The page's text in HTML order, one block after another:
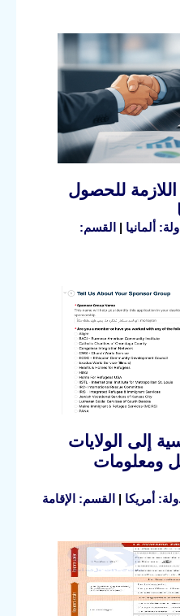
للحصول
ألمانيا | القسم:
إلى الولايات
ومعلومات
أمريكا | القسم: الإقامة